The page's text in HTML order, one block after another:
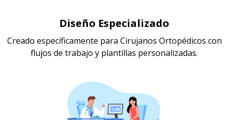
Diseño Especializado
Creado específicamente para Cirujanos Ortopédicos con
flujos de trabajo y plantillas personalizadas.